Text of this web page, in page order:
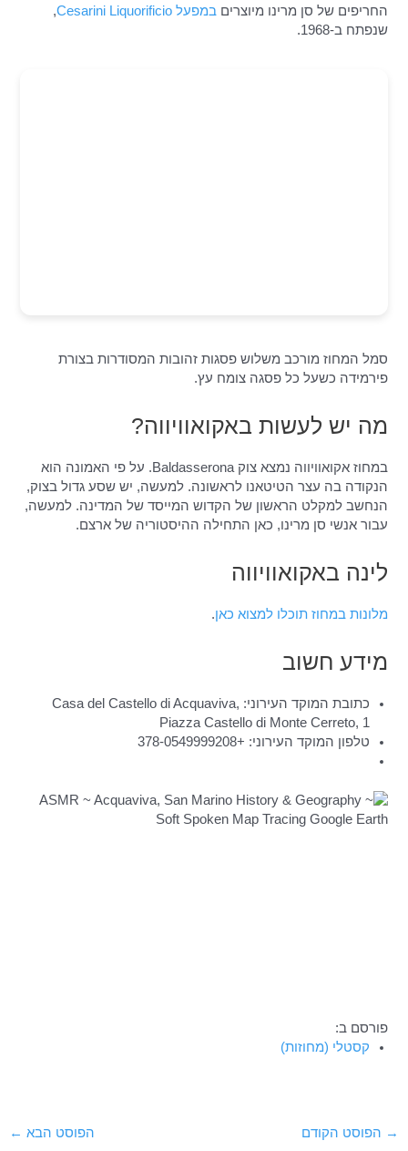
החריפים של סן מרינו מיוצרים במפעל Cesarini Liquorificio
,
שנפתח ב-1968.
סמל המחוז מורכב משלוש פסגות זהובות המסודרות בצורת
פירמידה כשעל כל פסגה צומח עץ.
מה יש לעשות באקואוויווה?
במחוז אקואוויווה נמצא צוק Baldasserona. על פי האמונה הוא
הנקודה בה עצר הטיטאנו לראשונה. למעשה, יש שסע גדול בצוק,
הנחשב למקלט הראשון של הקדוש המייסד של המדינה. למעשה,
עבור אנשי סן מרינו, כאן התחילה ההיסטוריה של ארצם.
לינה באקואוויווה
מלונות במחוז תוכלו למצוא כאן.
מידע חשוב
כתובת המוקד העירוני: Casa del Castello di Acquaviva,
Piazza Castello di Monte Cerreto, 1
טלפון המוקד העירוני: +378-0549999208
פורסם ב:
קסטלי (מחוזות)
→ הפוסט הקודם הפוסט הבא ←